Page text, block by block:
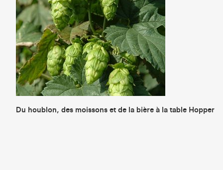
Du houblon, des moissons et de la bière à la table Hopper